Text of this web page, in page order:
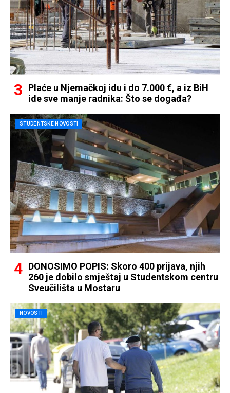
Plaće u Njemačkoj idu i do 7.000 €, a iz BiH
ide sve manje radnika: Što se događa?
STUDENTSKE NOVOSTI
DONOSIMO POPIS: Skoro 400 prijava, njih
260 je dobilo smještaj u Studentskom centru
Sveučilišta u Mostaru
NOVOSTI